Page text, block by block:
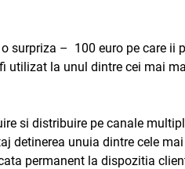
surpriza – 100 euro pe care ii
utilizat la unul dintre cei mai
si distribuire pe canale
detinerea unuia dintre cele
permanent la dispozitia